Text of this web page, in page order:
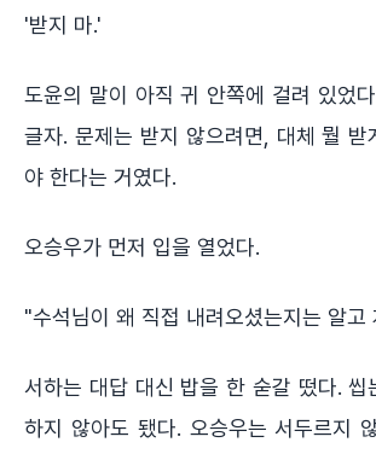
'받지 마.'
도윤의 말이 아직 귀 안쪽에 걸려 있었
글자. 문제는 받지 않으려면, 대체 뭘 받
야 한다는 거였다.
오승우가 먼저 입을 열었다.
"수석님이 왜 직접 내려오셨는지는 알고
서하는 대답 대신 밥을 한 숟갈 떴다. 씹
하지 않아도 됐다. 오승우는 서두르지